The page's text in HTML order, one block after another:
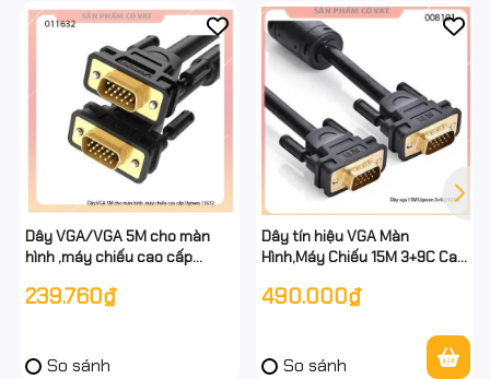
Dây VGA/VGA 5M cho màn
hình ,máy chiếu cao cấp
239.760₫
So sánh
Dây tín hiệu VGA Màn
Hình,Máy Chiếu 15M 3+9C Cao
Đồng(15pin 2 lớp Coax RGB)
490.000₫
So sánh